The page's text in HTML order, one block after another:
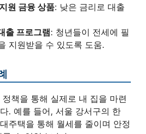
원 금융 상품: 낮은 금리로 대출
출 프로그램: 청년들이 전세에 필
지원받을 수 있도록 도움.
책을 통해 실제로 내 집을 마련
. 예를 들어, 서울 강서구의 한
주택을 통해 월세를 줄이며 안정